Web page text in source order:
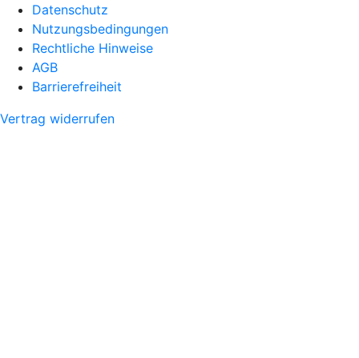
Datenschutz
Nutzungsbedingungen
Rechtliche Hinweise
AGB
Barrierefreiheit
Vertrag widerrufen